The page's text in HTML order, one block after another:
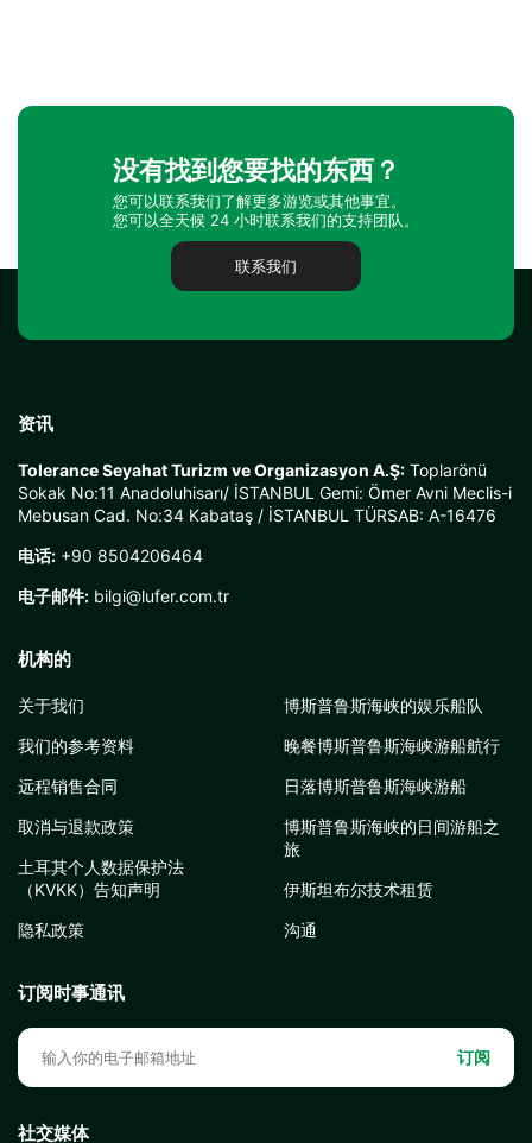
没有找到您要找的东西？
您可以联系我们了解更多游览或其他事宜。
您可以全天候 24 小时联系我们的支持团队。
联系我们
资讯
Tolerance Seyahat Turizm ve Organizasyon A.Ş: Toplarönü
Sokak No:11 Anadoluhisarı/ İSTANBUL Gemi: Ömer Avni Meclis-i
Mebusan Cad. No:34 Kabataş / İSTANBUL TÜRSAB: A-16476
电话: +90 8504206464
电子邮件: bilgi@lufer.com.tr
机构的
关于我们
我们的参考资料
远程销售合同
取消与退款政策
土耳其个人数据保护法
（KVKK）告知声明
隐私政策
博斯普鲁斯海峡的娱乐船队
晚餐博斯普鲁斯海峡游船航行
日落博斯普鲁斯海峡游船
博斯普鲁斯海峡的日间游船之
旅
伊斯坦布尔技术租赁
沟通
订阅时事通讯
订阅
社交媒体